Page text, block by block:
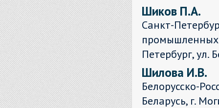
Шиков П.А.
Санкт-
промышленных
Петербург, ул.
Шилова И.В.
Белорусско-
Беларусь, г.